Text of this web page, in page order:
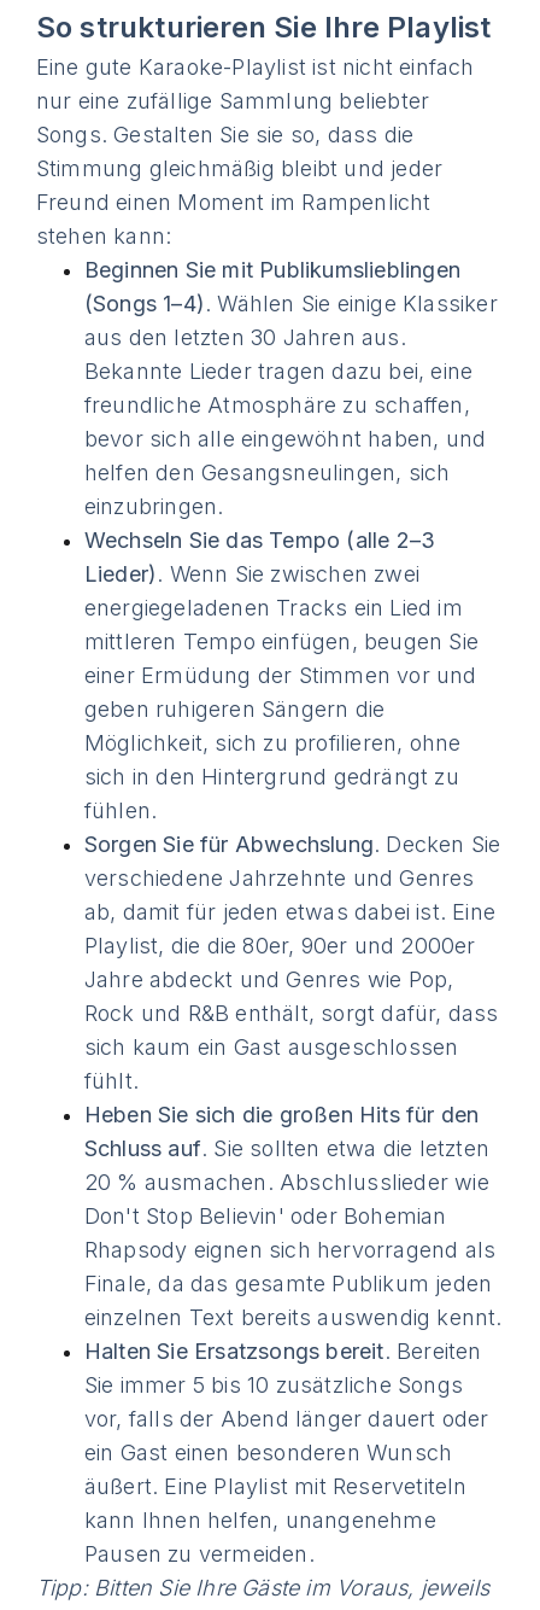
So strukturieren Sie Ihre Playlist
Eine gute Karaoke-Playlist ist nicht einfach
nur eine zufällige Sammlung beliebter
Songs. Gestalten Sie sie so, dass die
Stimmung gleichmäßig bleibt und jeder
Freund einen Moment im Rampenlicht
stehen kann:
Beginnen Sie mit Publikumslieblingen
(Songs 1–4). Wählen Sie einige Klassiker
aus den letzten 30 Jahren aus.
Bekannte Lieder tragen dazu bei, eine
freundliche Atmosphäre zu schaffen,
bevor sich alle eingewöhnt haben, und
helfen den Gesangsneulingen, sich
einzubringen.
Wechseln Sie das Tempo (alle 2–3
Lieder). Wenn Sie zwischen zwei
energiegeladenen Tracks ein Lied im
mittleren Tempo einfügen, beugen Sie
einer Ermüdung der Stimmen vor und
geben ruhigeren Sängern die
Möglichkeit, sich zu profilieren, ohne
sich in den Hintergrund gedrängt zu
fühlen.
Sorgen Sie für Abwechslung. Decken Sie
verschiedene Jahrzehnte und Genres
ab, damit für jeden etwas dabei ist. Eine
Playlist, die die 80er, 90er und 2000er
Jahre abdeckt und Genres wie Pop,
Rock und R&B enthält, sorgt dafür, dass
sich kaum ein Gast ausgeschlossen
fühlt.
Heben Sie sich die großen Hits für den
Schluss auf. Sie sollten etwa die letzten
20 % ausmachen. Abschlusslieder wie
Don't Stop Believin' oder Bohemian
Rhapsody eignen sich hervorragend als
Finale, da das gesamte Publikum jeden
einzelnen Text bereits auswendig kennt.
Halten Sie Ersatzsongs bereit. Bereiten
Sie immer 5 bis 10 zusätzliche Songs
vor, falls der Abend länger dauert oder
ein Gast einen besonderen Wunsch
äußert. Eine Playlist mit Reservetiteln
kann Ihnen helfen, unangenehme
Pausen zu vermeiden.
Tipp: Bitten Sie Ihre Gäste im Voraus, jeweils